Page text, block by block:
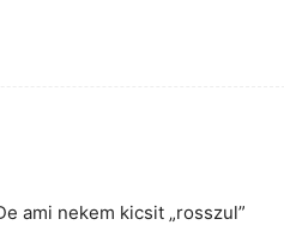
ami nekem kicsit „rosszul”